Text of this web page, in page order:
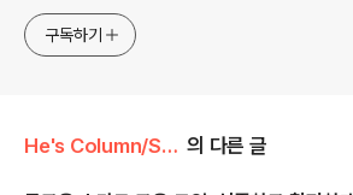
구독하기
He's Column/Smart 의 다른 글